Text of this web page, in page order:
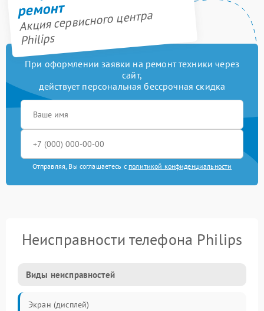
ремонт
Акция сервисного центра
Philips
При оформлении заявки на ремонт техники через
сайт,
действует персональная бессрочная скидка
Отправляя, Вы соглашаетесь с политикой конфиденциальности
Неисправности телефона Philips
Виды неисправностей
Экран (дисплей)